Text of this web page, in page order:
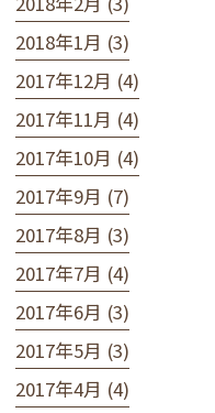
2018年1月 (3)
2017年12月 (4)
2017年11月 (4)
2017年10月 (4)
2017年9月 (7)
2017年8月 (3)
2017年7月 (4)
2017年6月 (3)
2017年5月 (3)
2017年4月 (4)